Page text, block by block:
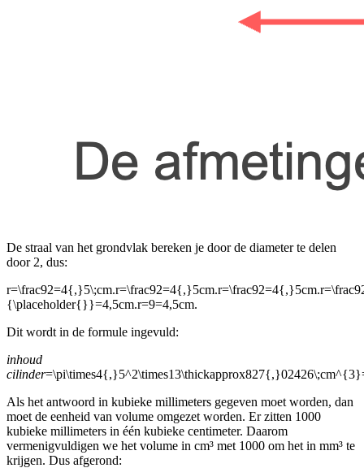
De straal van het grondvlak bereken je door de diameter te delen
door 2, dus:
{\placeholder{}}=4,5cm.r=9=4,5cm.
Dit wordt in de formule ingevuld:
inhoud
cilinder
Als het antwoord in kubieke millimeters gegeven moet worden, dan
moet de eenheid van volume omgezet worden. Er zitten 1000
kubieke millimeters in één kubieke centimeter. Daarom
vermenigvuldigen we het volume in cm³ met 1000 om het in mm³ te
krijgen. Dus afgerond: